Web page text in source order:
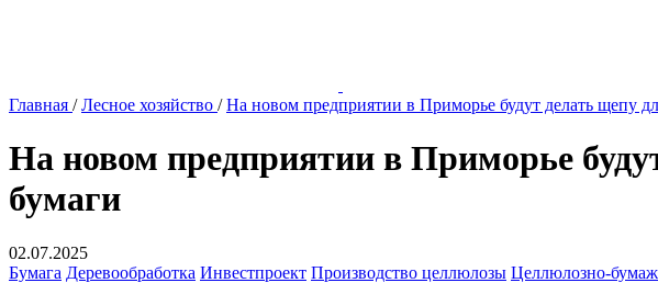
Главная / Лесное хозяйство / На новом предприятии в Приморье будут делать щепу
На новом предприятии в Приморье
бумаги
02.07.2025
Бумага Деревообработка Инвестпроект Производство целлюлозы Целлюлозно-